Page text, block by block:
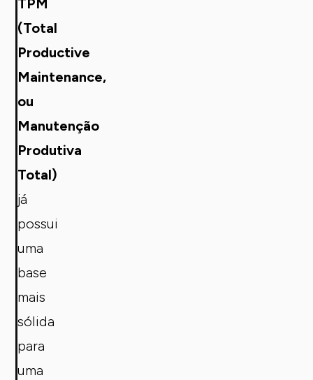
TPM
(Total
Productive
Maintenance,
ou
Manutenção
Produtiva
Total)
já
possui
uma
base
mais
sólida
para
uma